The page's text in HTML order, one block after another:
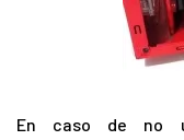
En caso de no